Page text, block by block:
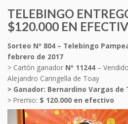
TELEBINGO
$120.000 EN
Sorteo Nº 804 – Telebingo
febrero de 2017
> Cartón ganador Nº 11244 –
Alejandro Caringella de Toay
> Ganador: Bernardino Vargas de
> Premio: $ 120.000 en efectivo